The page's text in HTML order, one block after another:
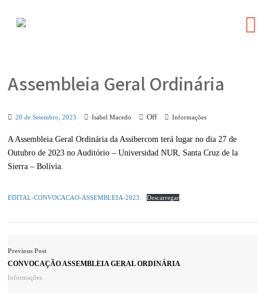
Assembleia Geral Ordinária
20 de Setembro, 2023 Isabel Macedo Off Informações
A Assembleia Geral Ordinária da Assibercom terá lugar no dia 27 de
Outubro de 2023 no Auditório – Universidad NUR, Santa Cruz de la
Sierra – Bolívia.
EDITAL-CONVOCACAO-ASSEMBLEIA-2023. Descarregar
Previous Post
CONVOCAÇÃO ASSEMBLEIA GERAL ORDINÁRIA
Informações